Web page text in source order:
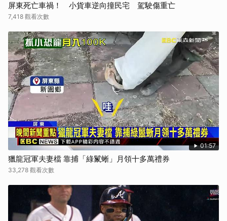
屏東死亡車禍！ 小貨車逆向撞民宅 駕駛傷重亡
7,418 觀看次數
01:57
獵龍冠軍夫妻檔 靠捕「綠鬣蜥」月領十多萬禮券
33,278 觀看次數